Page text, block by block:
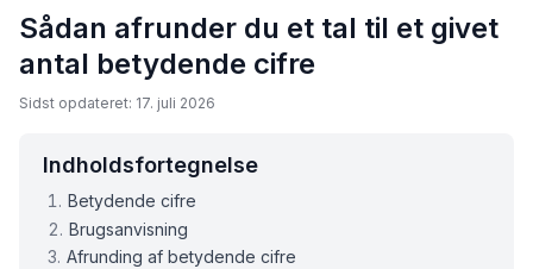
Sådan afrunder du et tal til et givet
antal betydende cifre
Sidst opdateret: 17. juli 2026
Indholdsfortegnelse
Betydende cifre
Brugsanvisning
Afrunding af betydende cifre